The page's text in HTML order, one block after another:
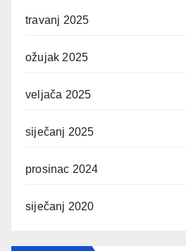
travanj 2025
ožujak 2025
veljača 2025
siječanj 2025
prosinac 2024
siječanj 2020